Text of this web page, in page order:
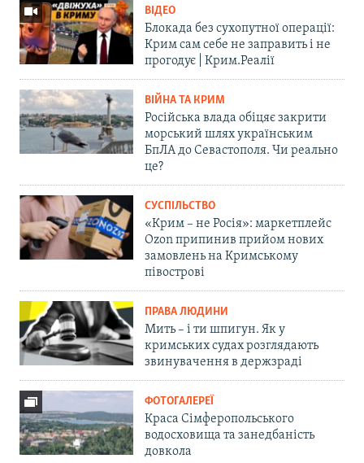
ВІДЕО
Блокада без сухопутної операції:
Крим сам себе не заправить і не
прогодує | Крим.Реалії
ВІЙНА ТА КРИМ
Російська влада обіцяє закрити
морський шлях українським
БпЛА до Севастополя. Чи реально
це?
СУСПІЛЬСТВО
«Крим – не Росія»: маркетплейс
Ozon припинив прийом нових
замовлень на Кримському
півострові
ПРАВА ЛЮДИНИ
Мить – і ти шпигун. Як у
кримських судах розглядають
звинувачення в держзраді
ФОТОГАЛЕРЕЇ
Краса Сімферопольського
водосховища та занедбаність
довкола